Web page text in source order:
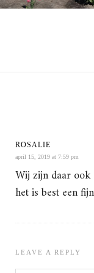
ROSALIE
april 15, 2019 at 7:59 pm
Wij zijn daar
het is best een
LEAVE A REPLY